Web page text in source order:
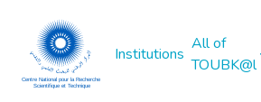
Institutions
All of
TOUBK@l